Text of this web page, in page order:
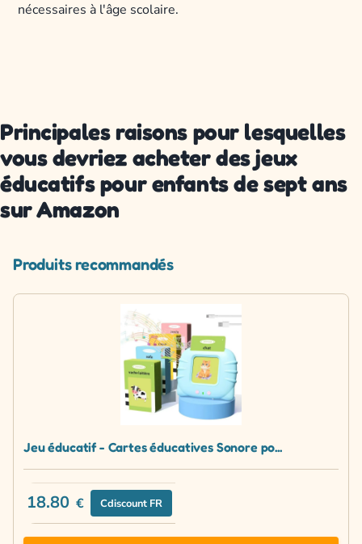
nécessaires à l'âge scolaire.
Principales raisons pour lesquelles
vous devriez acheter des jeux
éducatifs pour enfants de sept ans
sur Amazon
Produits recommandés
Jeu éducatif - Cartes éducatives Sonore po...
18.80 € Cdiscount FR